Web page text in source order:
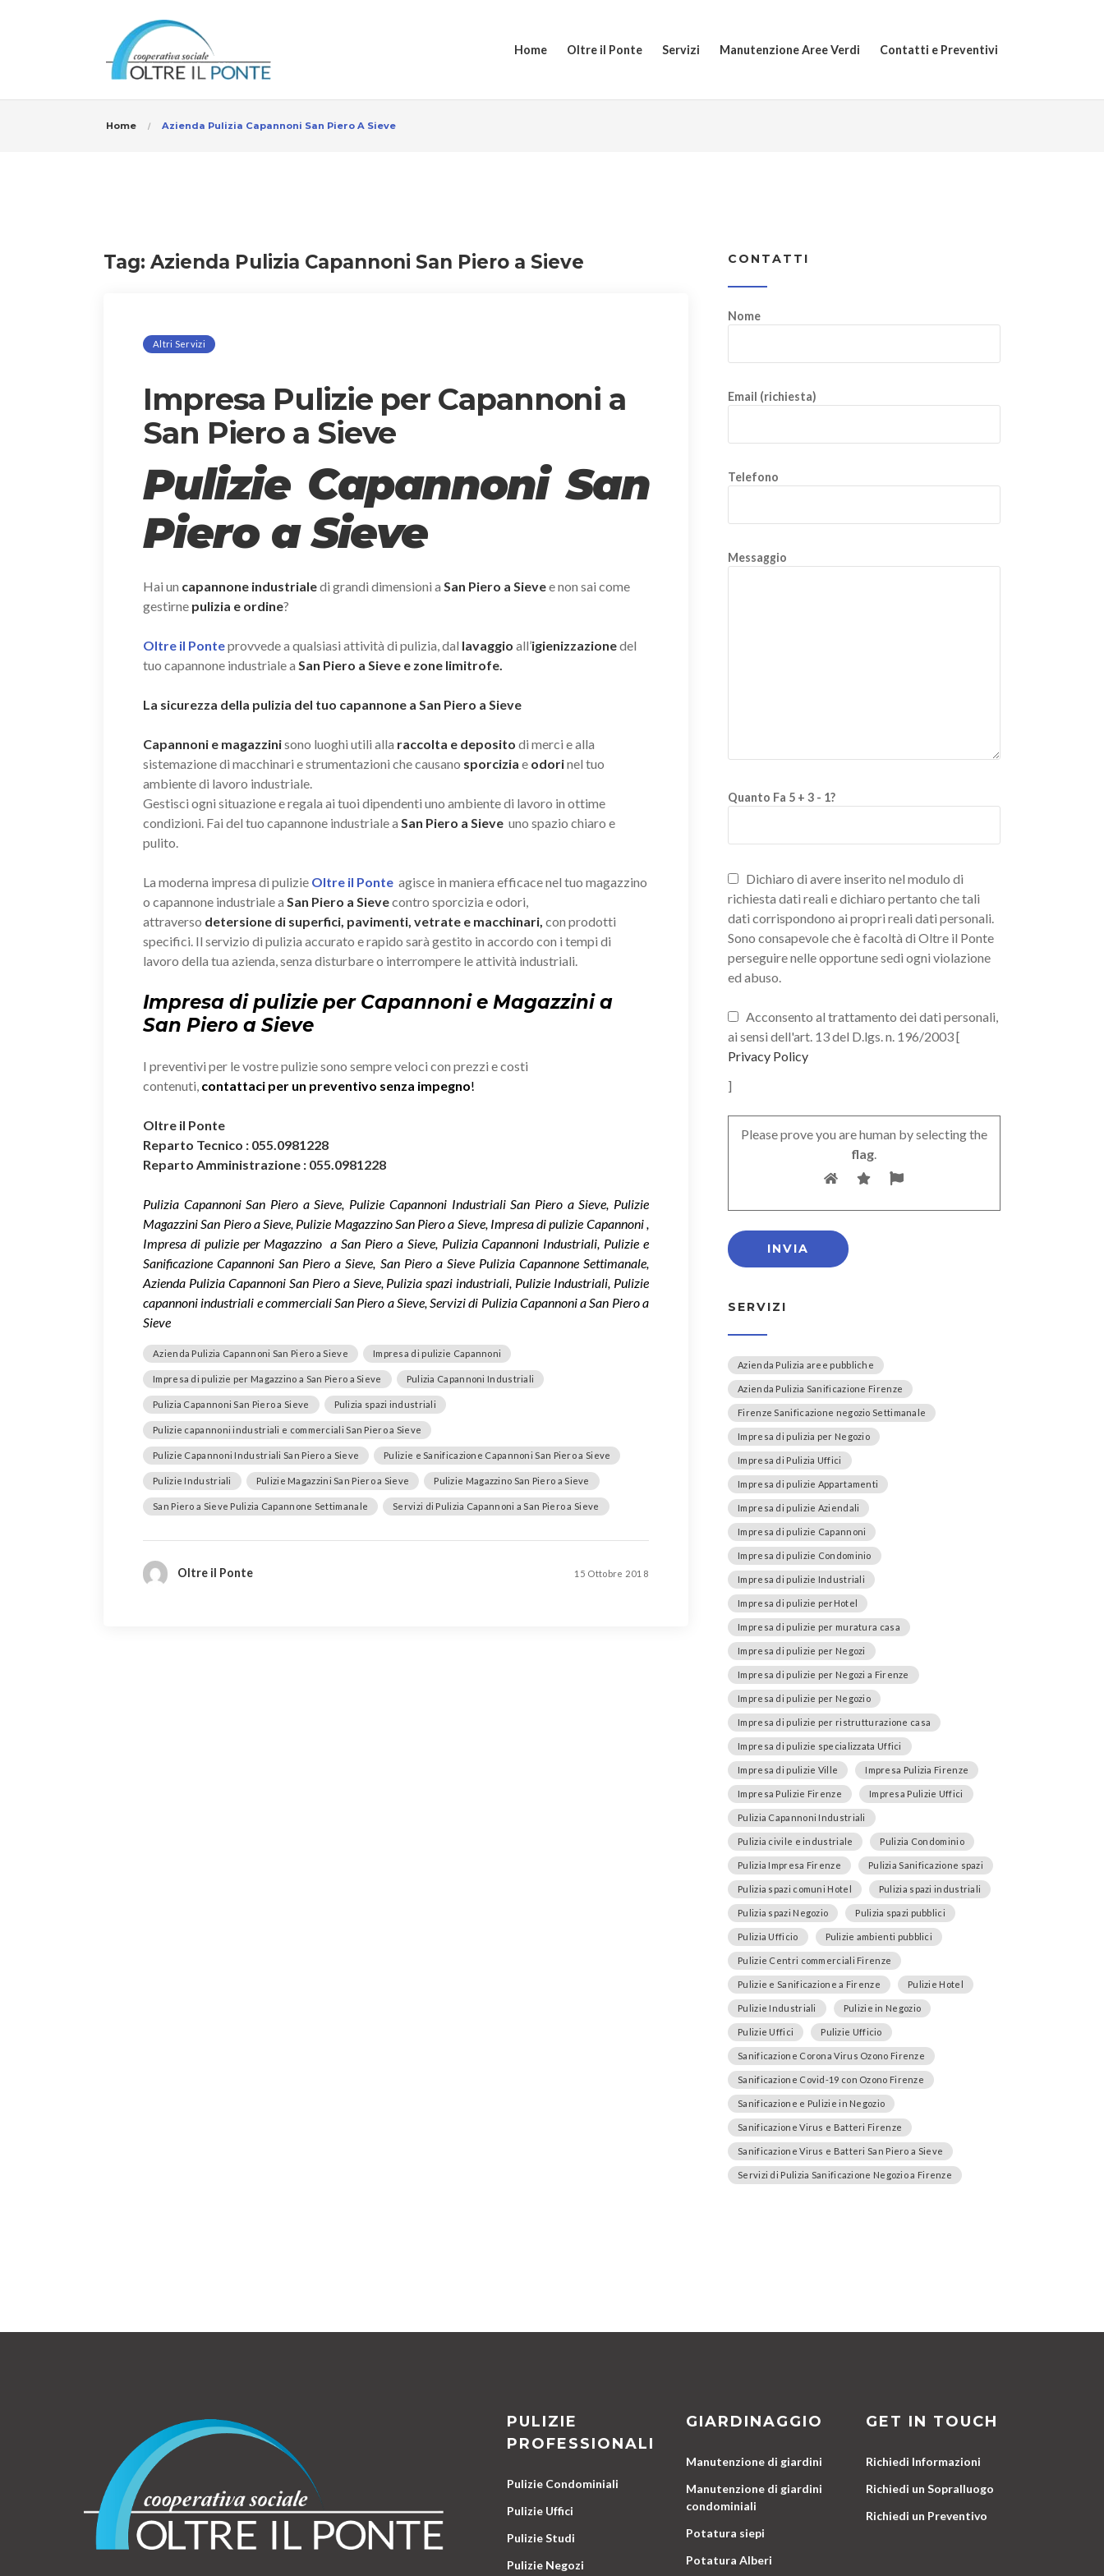
Home Oltre il Ponte Servizi Manutenzione Aree Verdi Contatti e Preventivi
Home Azienda Pulizia Capannoni San Piero A Sieve
Tag: Azienda Pulizia Capannoni San Piero a Sieve
Altri Servizi
Impresa Pulizie per Capannoni a
San Piero a Sieve
Pulizie Capannoni San
Piero a Sieve
Hai un capannone industrialedi grandi dimensioni a San Piero a Sievee non sai come
gestirne pulizia e ordine?
Oltre il Ponteprovvede a qualsiasi attività di pulizia, dal lavaggio all’igienizzazionedel
tuo capannone industriale a San Piero a Sieve e zone limitrofe.
La sicurezza della pulizia del tuo capannone a San Piero a Sieve
Capannoni e magazzinisono luoghi utili alla raccolta e deposito di merci e alla
sistemazione di macchinari e strumentazioni che causano sporcizia e odorinel tuo
ambiente di lavoro industriale.
Gestisci ogni situazione e regala ai tuoi dipendenti uno ambiente di lavoro in ottime
condizioni. Fai del tuo capannone industriale a San Piero a Sieve uno spazio chiaro e
pulito.
La moderna impresa di pulizie Oltre il Ponte agisce in maniera efficace nel tuo magazzino
o capannone industriale a San Piero a Sievecontro sporcizia e odori,
attraverso detersione di superfici, pavimenti, vetrate e macchinari, con prodotti
specifici. Il servizio di pulizia accurato e rapido sarà gestito in accordo con i tempi di
lavoro della tua azienda, senza disturbare o interrompere le attività industriali.
Impresa di pulizie per Capannoni e Magazzini a
San Piero a Sieve
I preventivi per le vostre pulizie sono sempre veloci con prezzi e costi
contenuti, contattaci per un preventivo senza impegno!
Oltre il Ponte
Reparto Tecnico : 055.0981228
Reparto Amministrazione : 055.0981228
Pulizia Capannoni San Piero a Sieve, Pulizie Capannoni Industriali San Piero a Sieve, Pulizie
Magazzini San Piero a Sieve, Pulizie Magazzino San Piero a Sieve, Impresa di pulizie Capannoni ,
Impresa di pulizie per Magazzino a San Piero a Sieve, Pulizia Capannoni Industriali, Pulizie e
Sanificazione Capannoni San Piero a Sieve, San Piero a Sieve Pulizia Capannone Settimanale,
Azienda Pulizia Capannoni San Piero a Sieve, Pulizia spazi industriali, Pulizie Industriali, Pulizie
capannoni industriali e commerciali San Piero a Sieve, Servizi di Pulizia Capannoni a San Piero a
Sieve
Azienda Pulizia Capannoni San Piero a Sieve Impresa di pulizie Capannoni
Impresa di pulizie per Magazzino a San Piero a Sieve Pulizia Capannoni Industriali
Pulizia Capannoni San Piero a Sieve Pulizia spazi industriali
Pulizie capannoni industriali e commerciali San Piero a Sieve
Pulizie Capannoni Industriali San Piero a Sieve Pulizie e Sanificazione Capannoni San Piero a Sieve
Pulizie Industriali Pulizie Magazzini San Piero a Sieve Pulizie Magazzino San Piero a Sieve
San Piero a Sieve Pulizia Capannone Settimanale Servizi di Pulizia Capannoni a San Piero a Sieve
Oltre il Ponte 15 Ottobre 2018
CONTATTI
Nome
Email (richiesta)
Telefono
Messaggio
Quanto Fa 5 + 3 - 1?
Dichiaro di avere inserito nel modulo di
richiesta dati reali e dichiaro pertanto che tali
dati corrispondono ai propri reali dati personali.
Sono consapevole che è facoltà di Oltre il Ponte
perseguire nelle opportune sedi ogni violazione
ed abuso.
Acconsento al trattamento dei dati personali,
ai sensi dell'art. 13 del D.lgs. n. 196/2003 [
Privacy Policy
]
Please prove you are human by selecting the
flag.
SERVIZI
Azienda Pulizia aree pubbliche
Azienda Pulizia Sanificazione Firenze
Firenze Sanificazione negozio Settimanale
Impresa di pulizia per Negozio
Impresa di Pulizia Uffici
Impresa di pulizie Appartamenti
Impresa di pulizie Aziendali
Impresa di pulizie Capannoni
Impresa di pulizie Condominio
Impresa di pulizie Industriali
Impresa di pulizie perHotel
Impresa di pulizie per muratura casa
Impresa di pulizie per Negozi
Impresa di pulizie per Negozi a Firenze
Impresa di pulizie per Negozio
Impresa di pulizie per ristrutturazione casa
Impresa di pulizie specializzata Uffici
Impresa di pulizie Ville Impresa Pulizia Firenze
Impresa Pulizie Firenze Impresa Pulizie Uffici
Pulizia Capannoni Industriali
Pulizia civile e industriale Pulizia Condominio
Pulizia Impresa Firenze Pulizia Sanificazione spazi
Pulizia spazi comuni Hotel Pulizia spazi industriali
Pulizia spazi Negozio Pulizia spazi pubblici
Pulizia Ufficio Pulizie ambienti pubblici
Pulizie Centri commerciali Firenze
Pulizie e Sanificazione a Firenze Pulizie Hotel
Pulizie Industriali Pulizie in Negozio
Pulizie Uffici Pulizie Ufficio
Sanificazione Corona Virus Ozono Firenze
Sanificazione Covid-19 con Ozono Firenze
Sanificazione e Pulizie in Negozio
Sanificazione Virus e Batteri Firenze
Sanificazione Virus e Batteri San Piero a Sieve
Servizi di Pulizia Sanificazione Negozio a Firenze
PULIZIE
PROFESSIONALI
Pulizie Condominiali
Pulizie Uffici
Pulizie Studi
Pulizie Negozi
GIARDINAGGIO
Manutenzione di giardini
Manutenzione di giardini
condominiali
Potatura siepi
Potatura Alberi
GET IN TOUCH
Richiedi Informazioni
Richiedi un Sopralluogo
Richiedi un Preventivo